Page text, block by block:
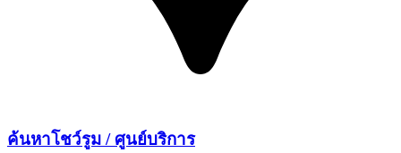
ค้นหาโชว์รูม / ศูนย์บริการ